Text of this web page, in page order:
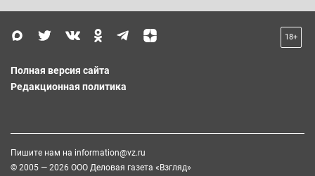
18+
Полная версия сайта
Редакционная политика
Пишите нам на information@vz.ru
© 2005 — 2026 ООО Деловая газета «Взгляд»